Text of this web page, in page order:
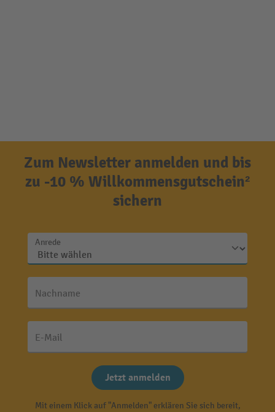
Zum Newsletter anmelden und bis
zu -10 % Willkommensgutschein²
sichern
Anrede
Nachname
E-Mail
Jetzt anmelden
Mit einem Klick auf "Anmelden" erklären Sie sich bereit,